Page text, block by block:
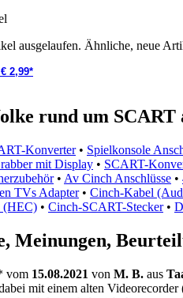
ausgelaufen. Ähnliche, neue
2,99*
rund um
Konverter• Spielkonsole
mit Display • SCART-
• Av Cinch Anschlüsse •
TVs Adapter• Cinch-Kabel
(HEC) • Cinch-SCART-Stecker•
Meinungen,
vom 15.08.2021 von M. B. aus
mit einem alten